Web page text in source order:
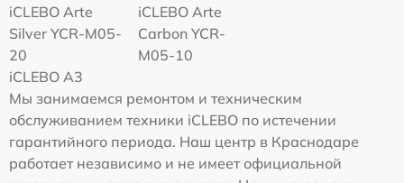
iCLEBO Arte
Silver YCR-M05-
20
iCLEBO Arte
Carbon YCR-
M05-10
iCLEBO A3
Мы занимаемся ремонтом и техническим
обслуживанием техники iCLEBO по истечении
гарантийного периода. Наш центр в Краснодаре
работает независимо и не имеет официальной